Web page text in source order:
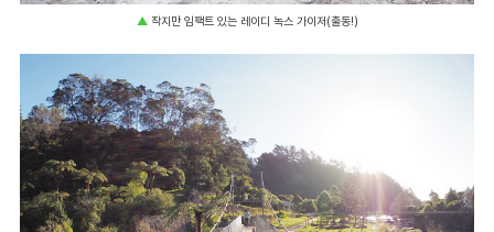
▲ 작지만 임팩트 있는 레이디 녹스 가이저(출동!)